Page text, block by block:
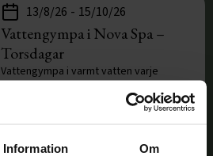
Information Om
13/8/26 - 15/10/26
Vattengympa i Nova Spa –
Torsdagar
Vattengympa i varmt vatten varje
(10 tillfällen). Pris 175 kr/tillfälle.
Läs mer